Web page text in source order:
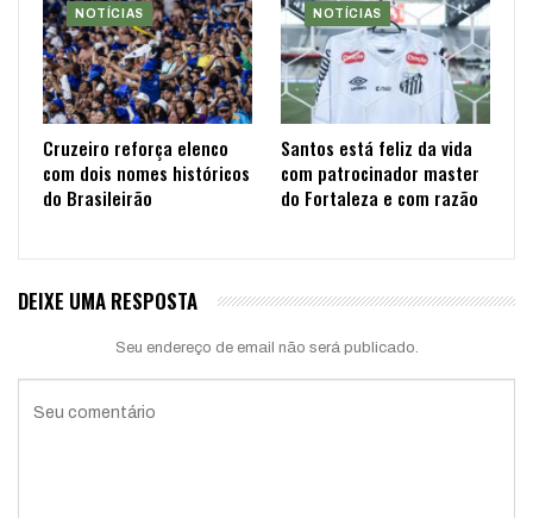
NOTÍCIAS
Cruzeiro reforça elenco
com dois nomes históricos
do Brasileirão
NOTÍCIAS
Santos está feliz da vida
com patrocinador master
do Fortaleza e com razão
DEIXE UMA RESPOSTA
Seu endereço de email não será publicado.